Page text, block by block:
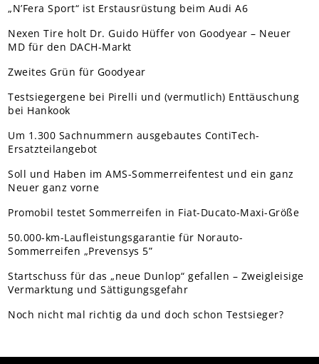
„N’Fera Sport“ ist Erstausrüstung beim Audi A6
Nexen Tire holt Dr. Guido Hüffer von Goodyear – Neuer
MD für den DACH-Markt
Zweites Grün für Goodyear
Testsiegergene bei Pirelli und (vermutlich) Enttäuschung
bei Hankook
Um 1.300 Sachnummern ausgebautes ContiTech-
Ersatzteilangebot
Soll und Haben im AMS-Sommerreifentest und ein ganz
Neuer ganz vorne
Promobil testet Sommerreifen in Fiat-Ducato-Maxi-Größe
50.000-km-Laufleistungsgarantie für Norauto-
Sommerreifen „Prevensys 5”
Startschuss für das „neue Dunlop“ gefallen – Zweigleisige
Vermarktung und Sättigungsgefahr
Noch nicht mal richtig da und doch schon Testsieger?